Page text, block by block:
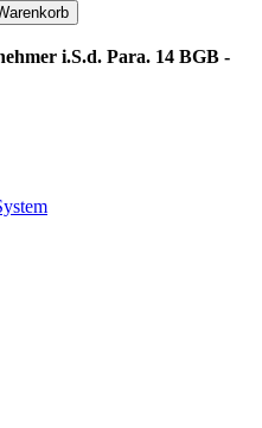
i.S.d. Para. 14 BGB -